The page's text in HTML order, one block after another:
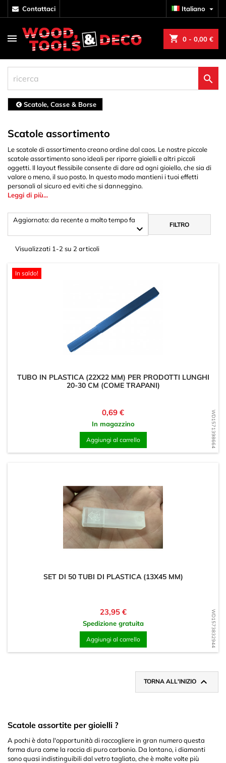
contattaci Italiano 
shopping_cart 0 - 0,00 €

Scatole, Casse & Borse
Scatole assortimento
Le scatole di assortimento creano ordine dal caos. Le nostre piccole
scatole assortimento sono ideali per riporre gioielli e altri piccoli
oggetti. Il layout flessibile consente di dare ad ogni gioiello, che sia di
valore o meno, il suo posto. In questo modo mantieni i tuoi effetti
personali al sicuro ed eviti che si danneggino.
Leggi di più...
Aggiornato: da recente a molto tempo fa
 FILTRO
Visualizzati 1-2 su 2 articoli
WD1571398664
In saldo!
TUBO IN PLASTICA (22X22 MM) PER PRODOTTI LUNGHI
20-30 CM (COME TRAPANI)
Prezzo
0,69 €
In magazzino
Aggiungi al carrello
WD1573832944
SET DI 50 TUBI DI PLASTICA (13X45 MM)
Prezzo
23,95 €
Spedizione gratuita
Aggiungi al carrello
TORNA ALL'INIZIO 
Scatole assortite per gioielli ?
A pochi è data l'opportunità di raccogliere in gran numero questa
forma dura come la roccia di puro carbonio. Da lontano, i diamanti
sono quasi indistinguibili dal vetro tagliato, che è molte volte più